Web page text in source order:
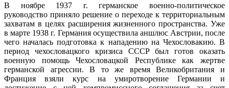
В ноябре 1937 г. германское военно-политическое
руководство приняло решение о переходе к территориальным
захватам в целях расширения жизненного пространства. Уже
в марте 1938 г. Германия осуществила аншлюс Австрии, после
чего началась подготовка к нападению на Чехословакию. В
период чехословацкого кризиса СССР был готов оказать
военную помощь Чехословацкой Республике как жертве
германской агрессии. В то же время Великобритания и
Франция взяли курс на умиротворение Германии и